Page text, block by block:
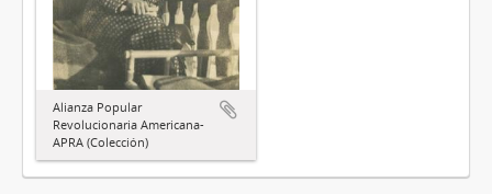
Alianza Popular
Revolucionaria Americana-
APRA (Colección)